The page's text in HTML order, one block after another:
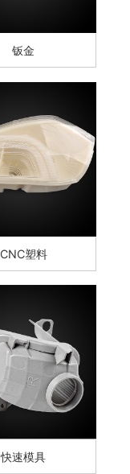
钣金
CNC塑料
快速模具